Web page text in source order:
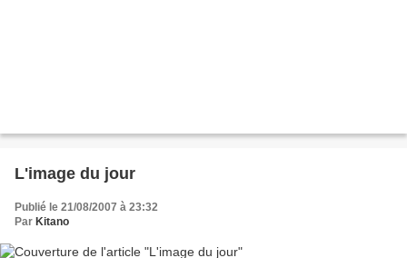
L'image du jour
Publié le 21/08/2007 à 23:32
Par Kitano